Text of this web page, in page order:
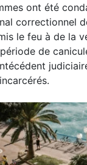
ont été
correctionnel
le feu à de la
de